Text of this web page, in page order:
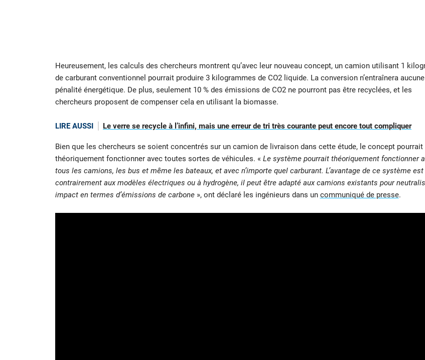
Heureusement, les calculs des chercheurs montrent qu’avec leur nouveau concept, un camion utilisant 1
de carburant conventionnel pourrait produire 3 kilogrammes de CO2 liquide. La conversion n’entraînera aucune
pénalité énergétique. De plus, seulement 10 % des émissions de CO2 ne pourront pas être recyclées, et les
chercheurs proposent de compenser cela en utilisant la biomasse.
LIRE AUSSI Le verre se recycle à l’infini, mais une erreur de tri très courante peut encore tout compliquer
Bien que les chercheurs se soient concentrés sur un camion de livraison dans cette étude, le concept pourrait
théoriquement fonctionner avec toutes sortes de véhicules. « Le système pourrait théoriquement fonctionner
tous les camions, les bus et même les bateaux, et avec n’importe quel carburant. L’avantage de ce système est
contrairement aux modèles électriques ou à hydrogène, il peut être adapté aux camions existants pour
impact en termes d’émissions de carbone», ont déclaré les ingénieurs dans un communiqué de presse.